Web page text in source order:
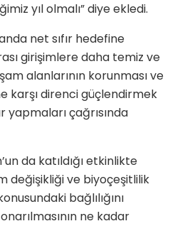
yıl olmalı” diye ekledi.
net sıfır hedefine
girişimlere daha temiz ve
alanlarının korunması ve
karşı direnci güçlendirmek
yapmaları çağrısında
da katıldığı etkinlikte
değişikliği ve biyoçeşitlilik
bağlılığını
ne kadar